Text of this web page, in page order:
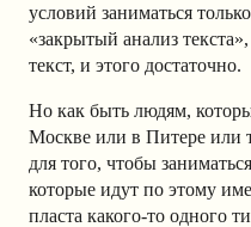
условий заниматься
«закрытый анализ
текст, и этого достаточно.
Но как быть людям,
Москве или в Питере или
для того, чтобы
которые идут по этому
пласта какого-то одного